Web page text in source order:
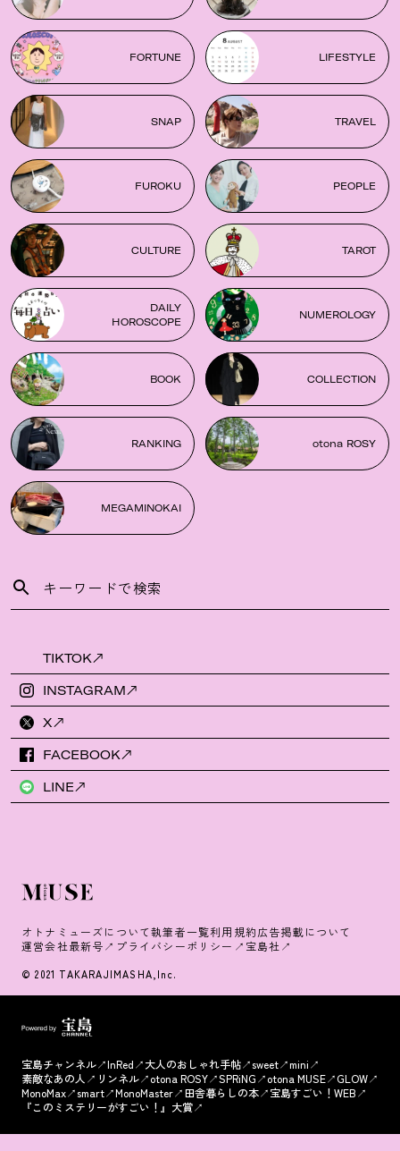
FORTUNE LIFESTYLE
SNAP TRAVEL
FUROKU PEOPLE
CULTURE TAROT
DAILY
HOROSCOPE
NUMEROLOGY
BOOK COLLECTION
RANKING otona ROSY
MEGAMINOKAI
TIKTOK
INSTAGRAM
X
FACEBOOK
LINE
オトナミューズについて執筆者一覧利用規約広告掲載について
運営会社最新号 プライバシーポリシー 宝島社
© 2021 TAKARAJIMASHA,Inc.
宝島チャンネル InRed 大人のおしゃれ手帖 sweet
mini
素敵なあの人
リンネル otona ROSY SPRiNG otona MUSE
GLOW
MonoMax
smart MonoMaster 田舎暮らしの本
宝島すごい！WEB
『このミステリーがすごい！』大賞